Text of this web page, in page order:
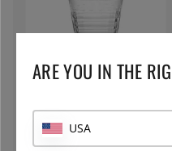
€ 4
ARE YOU IN THE
USA